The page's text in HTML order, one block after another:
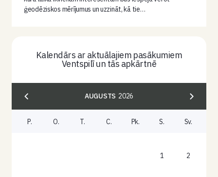
ģeodēziskos mērījumus un uzzināt, kā tie…
Kalendārs ar aktuālajiem pasākumiem
Ventspilī un tās apkārtnē
AUGUSTS 2026
P. O. T. C. Pk. S. Sv.
1 2